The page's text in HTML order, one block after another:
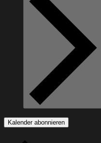
Kalender abonnieren